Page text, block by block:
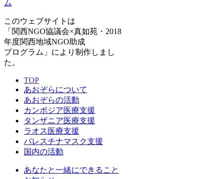
このウェブサイトは
「関西NGO協議会×真如苑・2018
年度関西地域NGO助成
プログラム」により制作しまし
た。
TOP
あおぞらについて
あおぞらの活動
カンボジア医療支援
タンザニア医療支援
ラオス医療支援
パレスチナマスク支援
国内の活動
あなたと一緒にできること